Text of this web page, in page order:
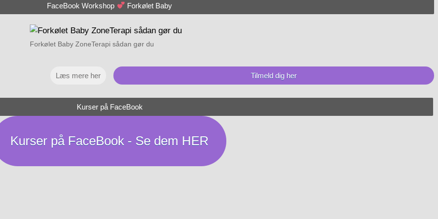
FaceBook Workshop Forkølet Baby
Forkølet Baby ZoneTerapi sådan gør du
Læs mere her Tilmeld dig her
Kurser på FaceBook
Kurser på FaceBook - Se dem HER